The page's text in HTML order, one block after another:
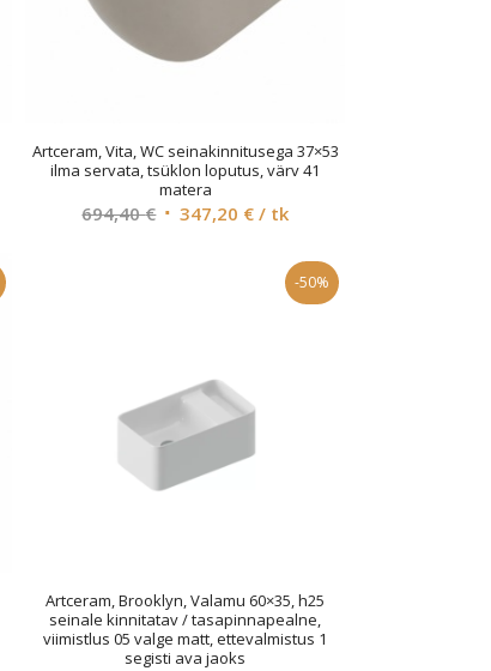
Artceram, Vita, WC seinakinnitusega 37×53
ilma servata, tsüklon loputus, värv 41
matera
694,40€ Original
347,20 €Current
347,20 €.
/ tk
Artceram, Brooklyn, Valamu 60×35, h25
seinale kinnitatav / tasapinnapealne,
viimistlus 05 valge matt, ettevalmistus 1
segisti ava jaoks
-50%